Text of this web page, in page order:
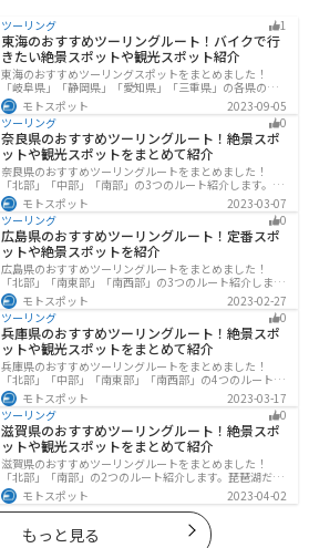
ツーリング 1
東海のおすすめツーリングルート！バイクで行
きたい絶景スポットや観光スポット紹介
東海のおすすめツーリングスポットをまとめました！
「岐阜県」「静岡県」「愛知県」「三重県」の各県の観
光地紹介します。自然豊かな山々や湖、温泉地が点在
し、四季折々の景色を楽しめるスポットが多数ありま
す。バイクで東海にツーリングに行く際は参考にしてく
ださい。
モトスポット
2023-09-05
ツーリング
0
奈良県のおすすめツーリングルート！絶景スポ
ットや観光スポットをまとめて紹介
奈良県のおすすめツーリングルートをまとめました！
「北部」「中部」「南部」の3つのルート紹介します。歴
史のある神社寺院が多数あり、自然豊かや山々、グルメ
を満喫するツーリングができます。バイクで奈良県にツ
ーリングに行く際は参考にしてください。
モトスポット
2023-03-07
ツーリング
0
広島県のおすすめツーリングルート！定番スポ
ットや絶景スポットを紹介
広島県のおすすめツーリングルートをまとめました！
「北部」「南東部」「南西部」の3つのルート紹介しま
す。自然豊かな山と海だけでなく、歴史的価値のある建
造物も多数あるので、飽きることなくツーリングを堪能
できます。バイクで広島県にツーリングに行く際は参考
にしてください。
モトスポット
2023-02-27
ツーリング
0
兵庫県のおすすめツーリングルート！絶景スポ
ットや観光スポットをまとめて紹介
兵庫県のおすすめツーリングルートをまとめました！
「北部」「中部」「南東部」「南西部」の4つのルート紹
介します。自然豊かな山を堪能できる北部と中部、街中
で海辺の南部と違った楽しみ方ができます。バイクで兵
庫県にツーリングに行く際は参考にしてください。
モトスポット
2023-03-17
ツーリング
0
滋賀県のおすすめツーリングルート！絶景スポ
ットや観光スポットをまとめて紹介
滋賀県のおすすめツーリングルートをまとめました！
「北部」「南部」の2つのルート紹介します。琵琶湖だけ
でなく、比叡山ドライブウェイなどの山を楽しめるスポ
ットも多数あります。バイクで滋賀県にツーリングに行
く際は参考にしてください。
モトスポット 2023-04-02
もっと見る